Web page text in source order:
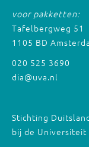
voor pakketten:
Tafelbergweg 51
1105 BD
020 525 3690
dia@uva.nl
Stichting
bij de Universiteit